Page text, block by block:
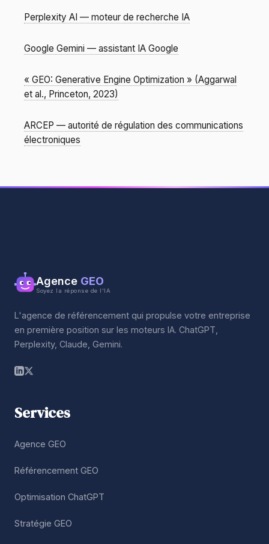
Perplexity AI — moteur de recherche IA
Google Gemini — assistant IA Google
« GEO: Generative Engine Optimization » (Aggarwal
et al., Princeton, 2023)
ARCEP — autorité de régulation des communications
électroniques
Agence GEO
Soyez la réponse de l'IA
L'agence de référencement qui propulse votre entreprise
en première position sur les moteurs IA. ChatGPT,
Perplexity, Claude, Gemini.
Services
Agence GEO
Référencement GEO
Optimisation ChatGPT
Stratégie GEO